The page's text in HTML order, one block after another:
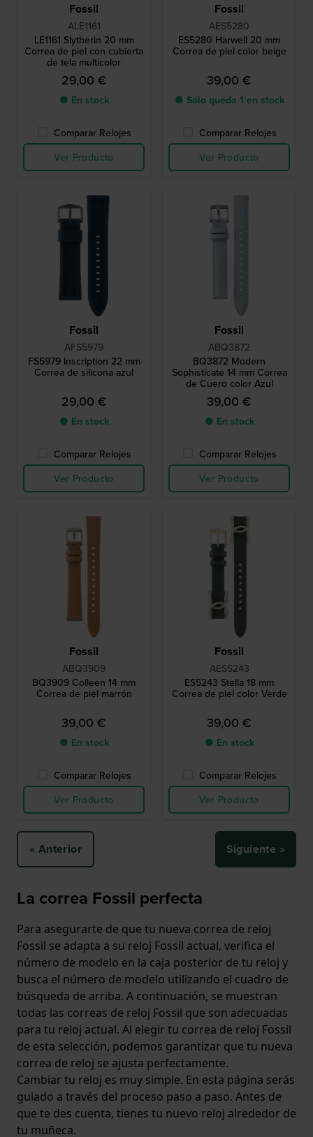
Fossil
ALE1161
LE1161 Slytherin 20 mm
Correa de piel con cubierta
de tela multicolor
29,00 €
● En stock
Comparar Relojes
Ver Producto
Fossil
AES5280
ES5280 Harwell 20 mm
Correa de piel color beige
39,00 €
● Sólo queda 1 en stock
Comparar Relojes
Ver Producto
Fossil
AFS5979
FS5979 Inscription 22 mm
Correa de silicona azul
29,00 €
● En stock
Comparar Relojes
Ver Producto
Fossil
ABQ3872
BQ3872 Modern
Sophisticate 14 mm Correa
de Cuero color Azul
39,00 €
● En stock
Comparar Relojes
Ver Producto
Fossil
ABQ3909
BQ3909 Colleen 14 mm
Correa de piel marrón
39,00 €
● En stock
Comparar Relojes
Ver Producto
Fossil
AES5243
ES5243 Stella 18 mm
Correa de piel color Verde
39,00 €
● En stock
Comparar Relojes
Ver Producto
« Anterior Siguiente »
La correa Fossil perfecta
Para asegurarte de que tu nueva correa de reloj
Fossil se adapta a su reloj Fossil actual, verifica el
número de modelo en la caja posterior de tu reloj y
busca el número de modelo utilizando el cuadro de
búsqueda de arriba. A continuación, se muestran
todas las correas de reloj Fossil que son adecuadas
para tu reloj actual. Al elegir tu correa de reloj Fossil
de esta selección, podemos garantizar que tu nueva
correa de reloj se ajusta perfectamente.
Cambiar tu reloj es muy simple. En esta página serás
guiado a través del proceso paso a paso. Antes de
que te des cuenta, tienes tu nuevo reloj alrededor de
tu muñeca.